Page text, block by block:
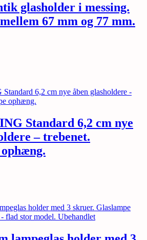
glasholder i messing.
67 mm og 77 mm.
Standard 6,2 cm nye
– trebenet.